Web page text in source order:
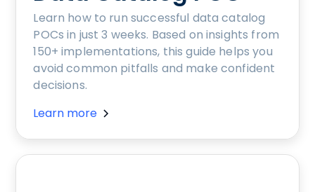
Learn how to run successful data catalog
POCs in just 3 weeks. Based on insights from
150+ implementations, this guide helps you
avoid common pitfalls and make confident
decisions.
Learn more